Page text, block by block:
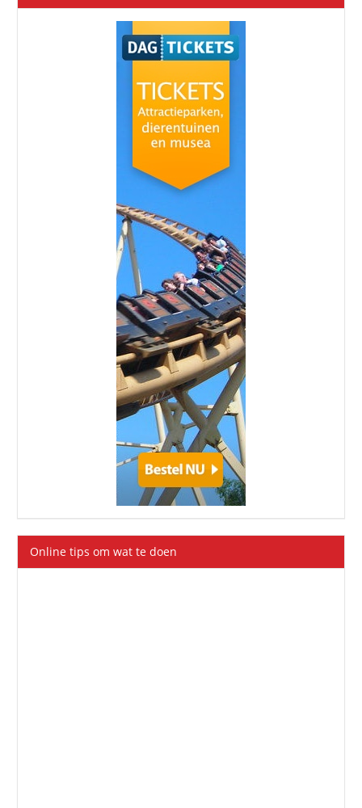
Online tips om wat te doen